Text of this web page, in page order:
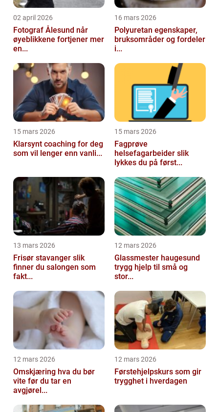
02 april 2026
Fotograf Ålesund når
øyeblikkene fortjener mer
en...
16 mars 2026
Polyuretan egenskaper,
bruksområder og fordeler
i...
15 mars 2026
Klarsynt coaching for deg
som vil lenger enn vanli...
15 mars 2026
Fagprøve
helsefagarbeider slik
lykkes du på først...
13 mars 2026
Frisør stavanger slik
finner du salongen som
fakt...
12 mars 2026
Glassmester haugesund
trygg hjelp til små og
stor...
12 mars 2026
Omskjæring hva du bør
vite før du tar en
avgjørel...
12 mars 2026
Førstehjelpskurs som gir
trygghet i hverdagen